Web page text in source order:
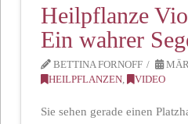
Heilpflanze
Ein wahrer
BETTINA FORNOFF
HEILPFLANZEN, VIDEO
Sie sehen gerade einen